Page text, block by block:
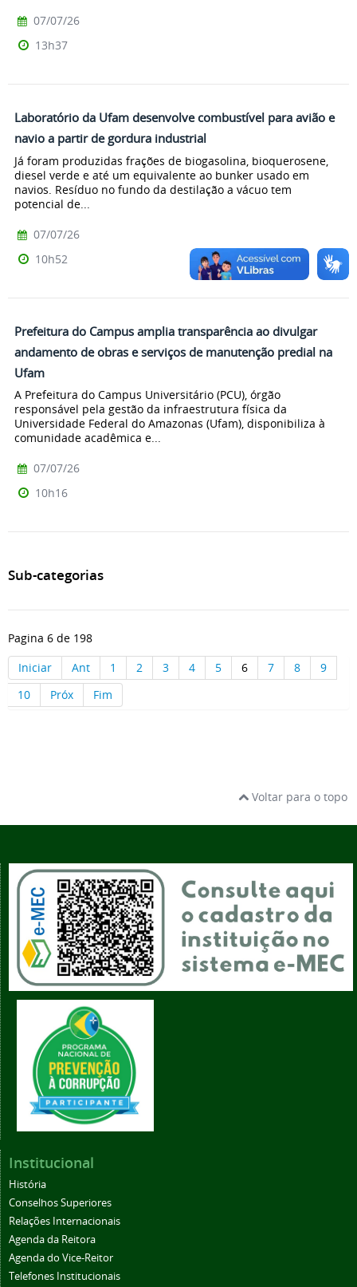
07/07/26
13h37
Laboratório da Ufam desenvolve combustível para avião e
navio a partir de gordura industrial
Já foram produzidas frações de biogasolina, bioquerosene,
diesel verde e até um equivalente ao bunker usado em
navios. Resíduo no fundo da destilação a vácuo tem
potencial de...
07/07/26
10h52
Prefeitura do Campus amplia transparência ao divulgar
andamento de obras e serviços de manutenção predial na
Ufam
A Prefeitura do Campus Universitário (PCU), órgão
responsável pela gestão da infraestrutura física da
Universidade Federal do Amazonas (Ufam), disponibiliza à
comunidade acadêmica e...
07/07/26
10h16
Sub-categorias
Pagina 6 de 198
Iniciar
Ant 1 2 3 4 5 6 7 8
9
10
Próx Fim
Voltar para o topo
Institucional
História
Conselhos Superiores
Relações Internacionais
Agenda da Reitora
Agenda do Vice-Reitor
Telefones Institucionais